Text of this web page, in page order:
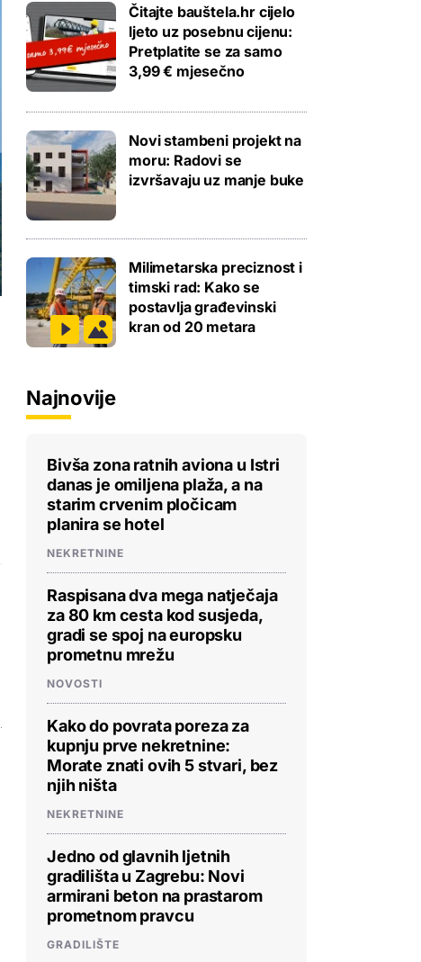
Čitajte bauštela.hr cijelo
ljeto uz posebnu cijenu:
Pretplatite se za samo
3,99 € mjesečno
Novi stambeni projekt na
moru: Radovi se
izvršavaju uz manje buke
Milimetarska preciznost i
timski rad: Kako se
postavlja građevinski
kran od 20 metara
Najnovije
Bivša zona ratnih aviona u Istri
danas je omiljena plaža, a na
starim crvenim pločicam
planira se hotel
NEKRETNINE
Raspisana dva mega natječaja
za 80 km cesta kod susjeda,
gradi se spoj na europsku
prometnu mrežu
NOVOSTI
Kako do povrata poreza za
kupnju prve nekretnine:
Morate znati ovih 5 stvari, bez
njih ništa
NEKRETNINE
Jedno od glavnih ljetnih
gradilišta u Zagrebu: Novi
armirani beton na prastarom
prometnom pravcu
GRADILIŠTE